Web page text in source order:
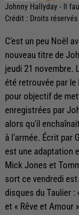
Johnny Hallyday - Il
Crédit : Droits réservés
C'est un peu Noël
nouveau titre de
jeudi 21 novembre.
été retrouvée par le
pour objectif de
enregistrées par
alors qu'il
à l'armée. Écrit par
est une adaptation
Mick Jones et
sort ce vendredi
disques du Taulier :
et « Rêve et Amour